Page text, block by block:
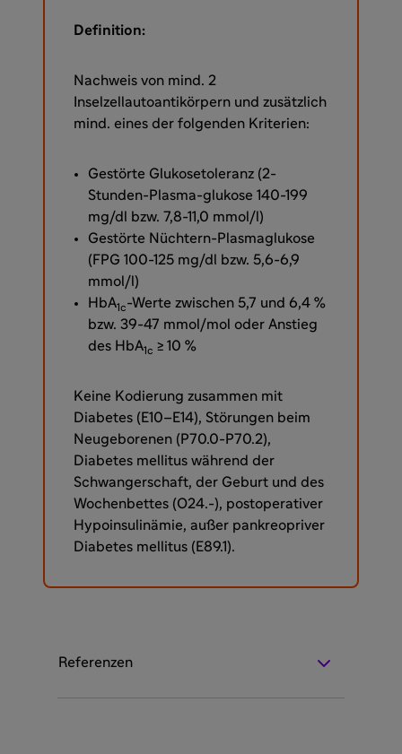
Definition:
Nachweis von mind. 2
Inselzellautoantikörpern und zusätzlich
mind. eines der folgenden Kriterien:
Gestörte Glukosetoleranz (2-
Stunden-Plasma-glukose 140-199
mg/dl bzw. 7,8-11,0 mmol/l)
Gestörte Nüchtern-Plasmaglukose
(FPG 100-125 mg/dl bzw. 5,6-6,9
mmol/l)
HbA1c-Werte zwischen 5,7 und 6,4 %
bzw. 39-47 mmol/mol oder Anstieg
des HbA1c ≥ 10 %
Keine Kodierung zusammen mit
Diabetes (E10–E14), Störungen beim
Neugeborenen (P70.0-P70.2),
Diabetes mellitus während der
Schwangerschaft, der Geburt und des
Wochenbettes (O24.-), postoperativer
Hypoinsulinämie, außer pankreopriver
Diabetes mellitus (E89.1).
Referenzen